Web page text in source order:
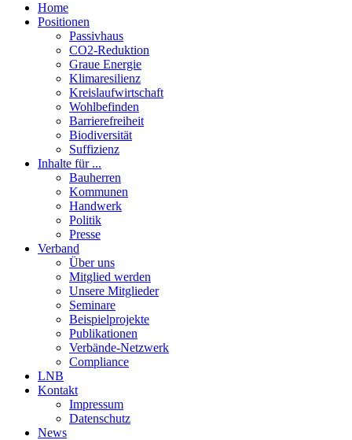
Home
Positionen
Passivhaus
CO2-Reduktion
Graue Energie
Klimaresilienz
Kreislaufwirtschaft
Wohlbefinden
Barrierefreiheit
Biodiversität
Suffizienz
Inhalte für ...
Bauherren
Kommunen
Handwerk
Politik
Presse
Verband
Über uns
Mitglied werden
Unsere Mitglieder
Seminare
Beispielprojekte
Publikationen
Verbände-Netzwerk
Compliance
LNB
Kontakt
Impressum
Datenschutz
News